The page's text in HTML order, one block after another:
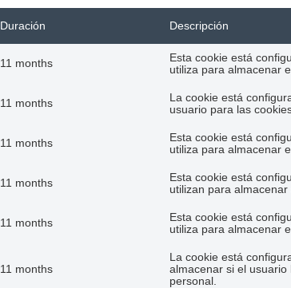
Duración Descripción
11 months
Esta cookie está
utiliza para almacenar
11 months
La cookie está
usuario para las
11 months
Esta cookie está
utiliza para almacenar
11 months
Esta cookie está
utilizan para
11 months
Esta cookie está
utiliza para almacenar
11 months
La cookie está
almacenar si el
personal.